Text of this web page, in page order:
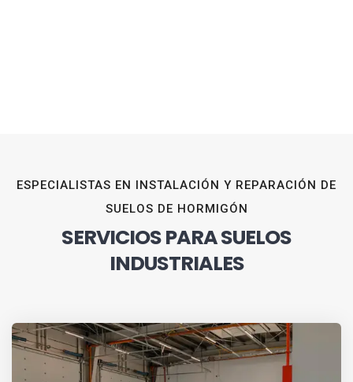
ESPECIALISTAS EN INSTALACIÓN Y REPARACIÓN DE
SUELOS DE HORMIGÓN
SERVICIOS PARA SUELOS
INDUSTRIALES